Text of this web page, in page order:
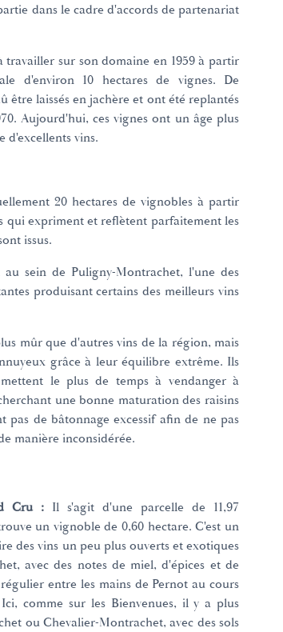
dans le cadre d'accords de partenariat
travailler sur son domaine en 1959 à partir
d'environ 10 hectares de vignes. De
être laissés en jachère et ont été replantés
Aujourd'hui, ces vignes ont un âge plus
d'excellents vins.
20 hectares de vignobles à partir
qui expriment et reflètent parfaitement les
issus.
sein de Puligny-Montrachet, l'une des
produisant certains des meilleurs vins
mûr que d'autres vins de la région, mais
grâce à leur équilibre extrême. Ils
le plus de temps à vendanger à
une bonne maturation des raisins
pas de bâtonnage excessif afin de ne pas
manière inconsidérée.
Cru : Il s'agit d'une parcelle de 11,97
un vignoble de 0,60 hectare. C'est un
des vins un peu plus ouverts et exotiques
avec des notes de miel, d'épices et de
entre les mains de Pernot au cours
comme sur les Bienvenues, il y a plus
ou Chevalier-Montrachet, avec des sols